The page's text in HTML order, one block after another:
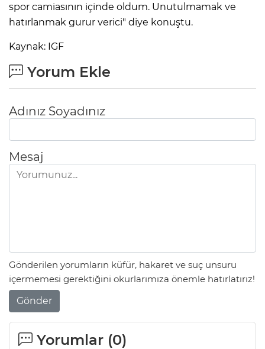
spor camiasının içinde oldum. Unutulmamak ve
hatırlanmak gurur verici" diye konuştu.
Kaynak: IGF
Yorum Ekle
Adınız Soyadınız
Mesaj
Gönderilen yorumların küfür, hakaret ve suç unsuru
içermemesi gerektiğini okurlarımıza önemle hatırlatırız!
Gönder
Yorumlar (0)